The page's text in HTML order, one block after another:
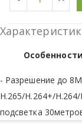
- Разрешение до
H.265/H.264+/
подсветка